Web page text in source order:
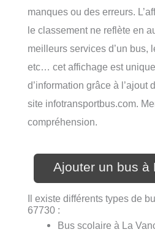
manques ou des erreurs.
le classement ne reflète en
meilleurs services d’un bus,
etc… cet affichage est
d’information grâce à l’ajout
site infotransportbus.com.
compréhension.
Ajouter un bus à
Il existe différents types de
67730 :
Bus scolaire à La